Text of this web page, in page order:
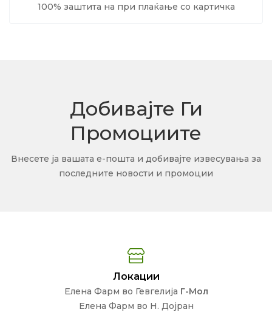
100% заштита на при плаќање со картичка
Добивајте Ги
Промоциите
Внесете ја вашата е-пошта и добивајте извесувања за
последните новости и промоции
Локации
Елена Фарм во Гевгелија Г-Мол
Елена Фарм во Н. Дојран